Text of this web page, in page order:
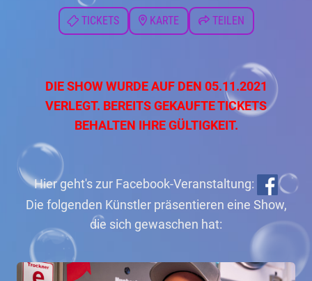
TICKETS KARTE TEILEN
DIE SHOW WURDE AUF DEN 05.11.2021
VERLEGT. BEREITS GEKAUFTE TICKETS
BEHALTEN IHRE GÜLTIGKEIT.
Hier geht's zur Facebook-Veranstaltung:
Die folgenden Künstler präsentieren eine Show,
die sich gewaschen hat: